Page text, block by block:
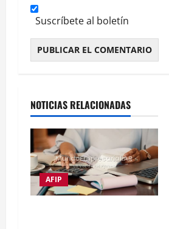
Suscríbete al boletín
NOTICIAS RELACIONADAS
AFIP